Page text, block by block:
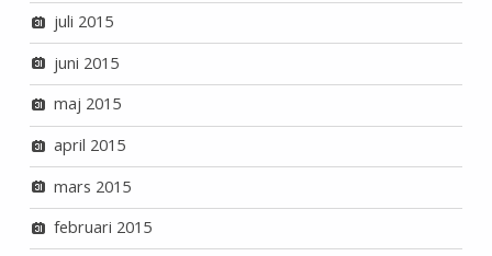
juli 2015
juni 2015
maj 2015
april 2015
mars 2015
februari 2015